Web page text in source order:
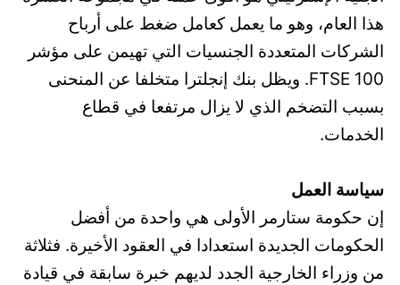
هذا العام، وهو ما يعمل كعامل ضغط على أرباح
الشركات المتعددة الجنسيات التي تهيمن على مؤشر
FTSE 100. ويظل بنك إنجلترا متخلفا عن المنحنى
بسبب التضخم الذي لا يزال مرتفعا في قطاع
الخدمات.
سياسة العمل
إن حكومة ستارمر الأولى هي واحدة من أفضل
الحكومات الجديدة استعدادا في العقود الأخيرة. فثلاثة
من وزراء الخارجية الجدد لديهم خبرة سابقة في قيادة